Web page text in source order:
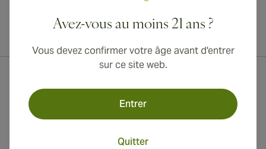
Avez-vous au moins 21 ans ?
Vous devez confirmer votre âge avant d'entrer
sur ce site web.
Entrer
Quitter
Livraison internationale disponible vers le Canada, le Royaume-Uni